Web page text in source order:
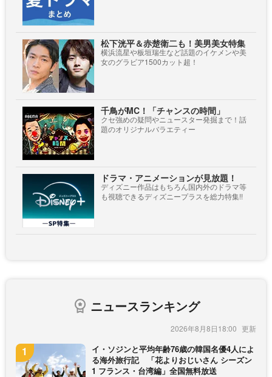
松下洸平＆赤楚衛二も！美男美女特集
横浜流星や板垣瑞生など話題のイケメンや美
女のグラビア1500カット超！
千鳥がMC！「チャンスの時間」
クセ強めの疑問やニュースター発掘まで！話
題のオリジナルバラエティー
ドラマ・アニメーションが見放題！
ディズニー作品はもちろん国内外のドラマ等
も視聴できるディズニープラスを総力特集!!
ニュースランキング
2026年8月8日18:00
イ・ソジンと平均年齢76歳の韓国名優4人によ
る海外旅行記 「花よりおじいさん シーズン
1 フランス・台湾編」全国無料放送